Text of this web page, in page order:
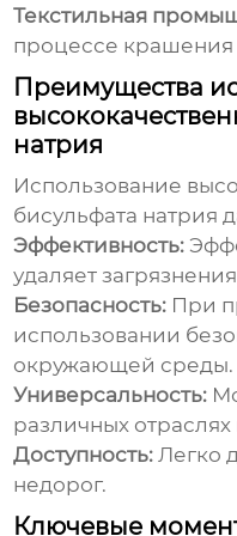
Текстильная
процессе крашения
Преимущества
натрия
Использование
бисульфата натрия
Эффективность:
удаляет
Безопасность: При
использовании
окружающей среды.
Универсальность:
различных
Доступность: Легко
недорог.
Ключевые